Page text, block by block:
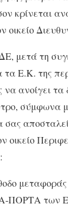
κρίνεται
οικείο
τη
Ε.Κ. της
ανοίγει τα
σύμφωνα
σας
οικείο
μεταφοράς
ΠΟΡΤΑ των